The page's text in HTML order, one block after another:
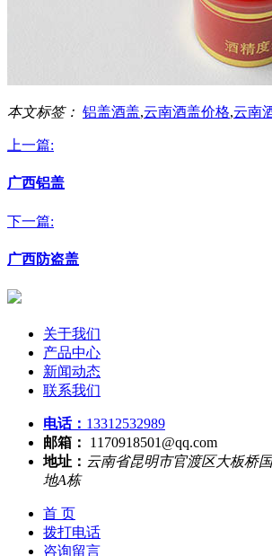
本文标签： 铝盖酒盖,云南酒盖价格,云南
上一篇:
广西铝盖
下一篇:
广西防盗盖
关于我们
产品中心
新闻动态
联系我们
电话： 13312532989
邮箱：
1170918501@qq.com
地址： 云南省昆明市官渡区大板桥
地A栋
首 页
拨打电话
咨询留言